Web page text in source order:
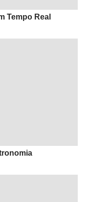
Tempo Real